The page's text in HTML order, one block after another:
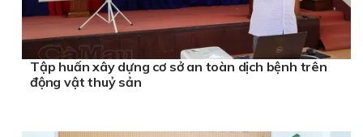
Tập huấn xây dựng cơ sở an toàn dịch bệnh trên
động vật thuỷ sản